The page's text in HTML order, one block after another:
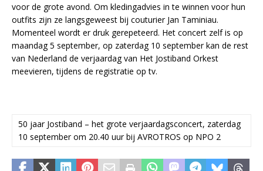
voor de grote avond. Om kledingadvies in te winnen voor hun
outfits zijn ze langsgeweest bij couturier Jan Taminiau.
Momenteel wordt er druk gerepeteerd. Het concert zelf is op
maandag 5 september, op zaterdag 10 september kan de rest
van Nederland de verjaardag van Het Jostiband Orkest
meevieren, tijdens de registratie op tv.
50 jaar Jostiband – het grote verjaardagsconcert, zaterdag
10 september om 20.40 uur bij AVROTROS op NPO 2